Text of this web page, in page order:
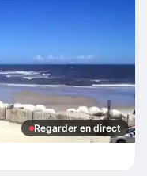
Regarder en direct